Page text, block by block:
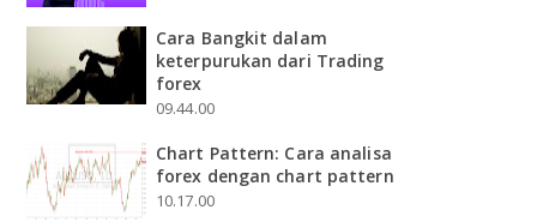
Cara Bangkit dalam
keterpurukan dari Trading
forex
09.44.00
Chart Pattern: Cara analisa
forex dengan chart pattern
10.17.00